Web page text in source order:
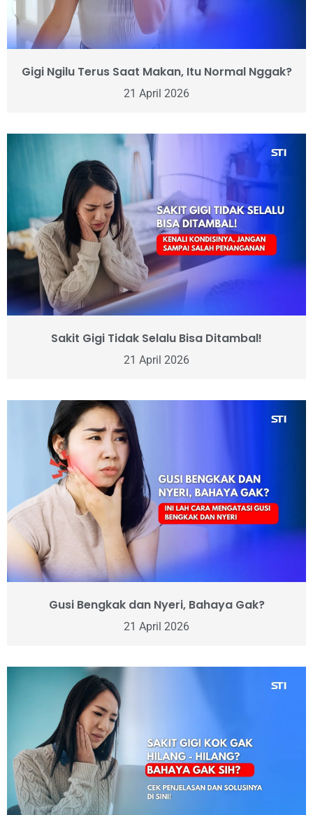
Gigi Ngilu Terus Saat Makan, Itu Normal Nggak?
21 April 2026
Sakit Gigi Tidak Selalu Bisa Ditambal!
21 April 2026
Gusi Bengkak dan Nyeri, Bahaya Gak?
21 April 2026